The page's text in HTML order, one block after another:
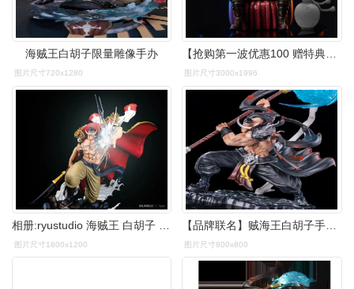
海贼王白胡子限量雕像手办
图片尺寸720x1280 图片尺寸3000x1996
图片尺寸1800x1200 图片尺寸800x800